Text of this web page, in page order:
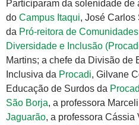
Participaram da solenidade de
do Campus Itaqui, José Carlos
da Pró-reitora de
Diversidade e Inclusão
Martins; a chefe da Divisão de
Inclusiva da Procadi, Gilvane
Educação de Surdos da
São Borja, a professora
Jaguarão, a professora